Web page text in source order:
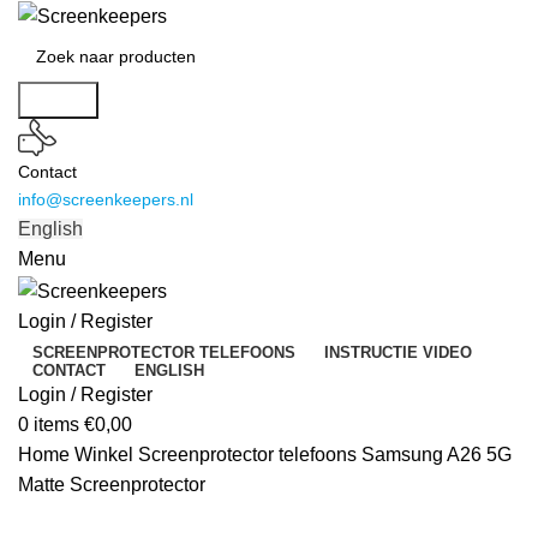
Contact
info@screenkeepers.nl
English
Menu
Login / Register
SCREENPROTECTOR TELEFOONS
INSTRUCTIE VIDEO
CONTACT
ENGLISH
Login / Register
0 items €0,00
Home Winkel Screenprotector telefoons Samsung A26 5G
Matte Screenprotector